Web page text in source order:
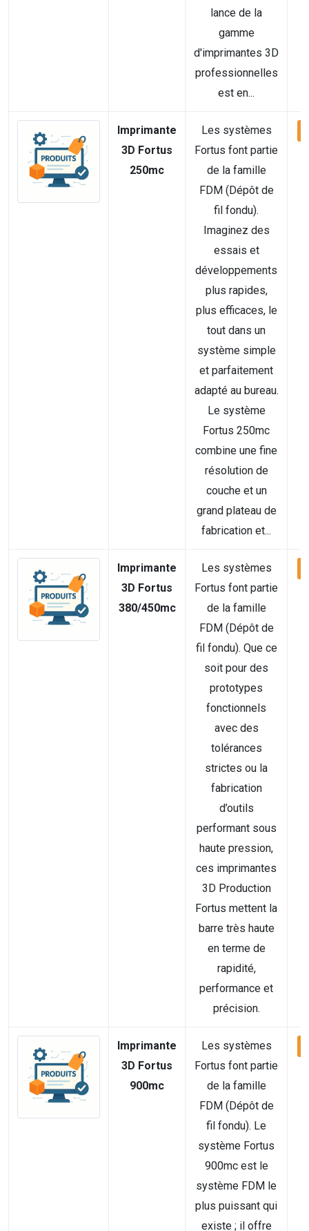
lance de la
gamme
d'imprimantes 3D
professionnelles
est en...
Imprimante
3D Fortus
250mc
Les systèmes
Fortus font partie
de la famille
FDM (Dépôt de
fil fondu).
Imaginez des
essais et
développements
plus rapides,
plus efficaces, le
tout dans un
système simple
et parfaitement
adapté au bureau.
Le système
Fortus 250mc
combine une fine
résolution de
couche et un
grand plateau de
fabrication et...
Imprimante
3D Fortus
380/450mc
Les systèmes
Fortus font partie
de la famille
FDM (Dépôt de
fil fondu). Que ce
soit pour des
prototypes
fonctionnels
avec des
tolérances
strictes ou la
fabrication
d’outils
performant sous
haute pression,
ces imprimantes
3D Production
Fortus mettent la
barre très haute
en terme de
rapidité,
performance et
précision.
Imprimante
3D Fortus
900mc
Les systèmes
Fortus font partie
de la famille
FDM (Dépôt de
fil fondu). Le
système Fortus
900mc est le
système FDM le
plus puissant qui
existe ; il offre